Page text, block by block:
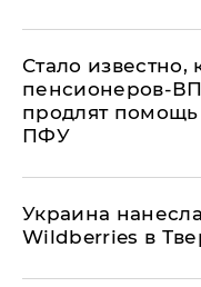
Стало
пенсионеров-
продлят
ПФУ
Украина
Wildberries в